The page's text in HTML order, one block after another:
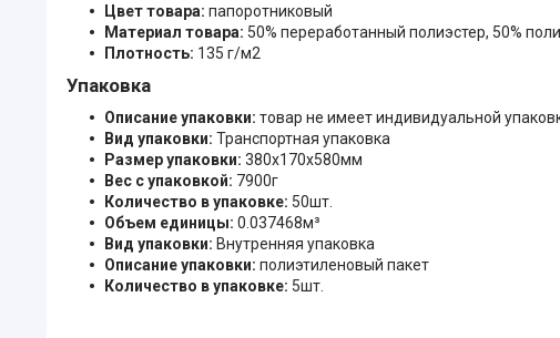
Цвет товара: папоротниковый
Материал товара: 50% переработанный полиэстер, 50%
Плотность: 135 г/м2
Упаковка
Описание упаковки: товар не имеет индивидуальной
Вид упаковки: Транспортная упаковка
Размер упаковки: 380x170x580мм
Вес с упаковкой: 7900г
Количество в упаковке: 50шт.
Объем единицы: 0.037468м³
Вид упаковки: Внутренняя упаковка
Описание упаковки: полиэтиленовый пакет
Количество в упаковке: 5шт.